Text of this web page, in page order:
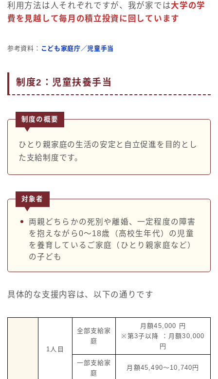
利用方法は人それぞれですが、我が家では大学の学
費を見越して毎月の積立投資に回しています
参考資料： こども家庭庁／児童手当
制度2：児童扶養手当
制度の概要
ひとり親家庭の生活の安定と自立促進を目的とし
た支給制度です。
対象者
両親どちらかの死別や離婚、一定程度の障害
を抱えながら0～18歳（高校生年代）の児童
を養育しているご家庭（ひとり親家庭など）
の子ども
具体的な支援内容は、以下の通りです
1人目
全部支給家
庭
月額45,000 円
※第3子以降 ：月額30,000
円
一部支給家
庭
月額45,490～10,740円